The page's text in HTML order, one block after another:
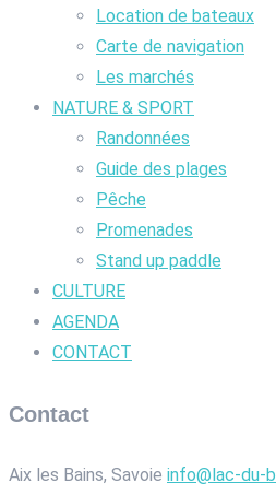
Location de bateaux
Carte de navigation
Les marchés
NATURE & SPORT
Randonnées
Guide des plages
Pêche
Promenades
Stand up paddle
CULTURE
AGENDA
CONTACT
Contact
Aix les Bains, Savoie info@lac-du-